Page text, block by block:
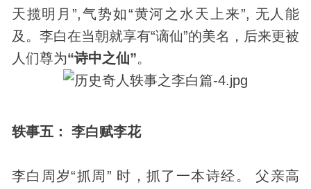
天揽明月”,气势如“黄河之水天上来”, 无人能
及。李白在当朝就享有“谪仙”的美名，后来更被
人们尊为“诗中之仙”。
轶事五： 李白赋李花
李白周岁“抓周” 时，抓了一本诗经。 父亲高